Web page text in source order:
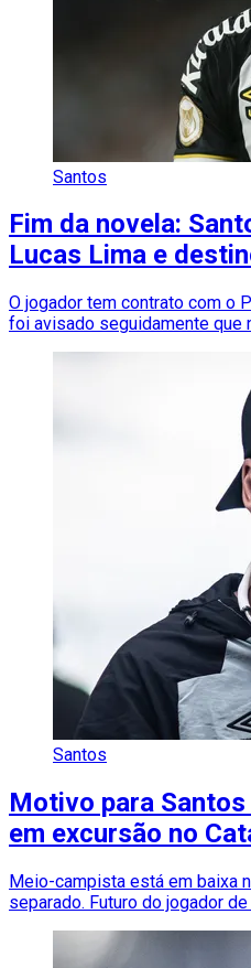
Santos
Fim da novela:
Lucas Lima e
O jogador tem contrato com o
foi avisado seguidamente que
Santos
Motivo para
em excursão no
Meio-campista está em baixa
separado. Futuro do jogador